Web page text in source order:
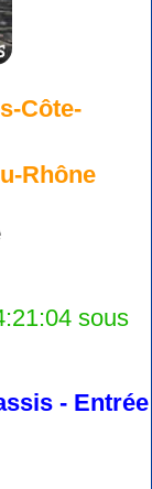
Côte-
Rhône
sous
- Entrée